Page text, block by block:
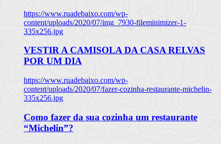
https://www.ruadebaixo.com/wp-
content/uploads/2020/07/img_7930-fileminimizer-1-
335x256.jpg
VESTIR A CAMISOLA DA CASA RELVAS
POR UM DIA
https://www.ruadebaixo.com/wp-
content/uploads/2020/07/fazer-cozinha-restaurante-michelin-
335x256.jpg
Como fazer da sua cozinha um restaurante
“Michelin”?